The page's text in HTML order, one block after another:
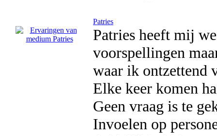
Patries
Patries heeft mij
voorspellingen
waar ik ontzettend
Elke keer komen
Geen vraag is te
Invoelen op